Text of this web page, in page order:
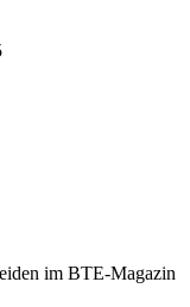
im BTE-Magazin